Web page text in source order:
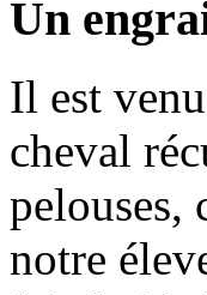
Un
Il est
cheval
pelouses,
notre